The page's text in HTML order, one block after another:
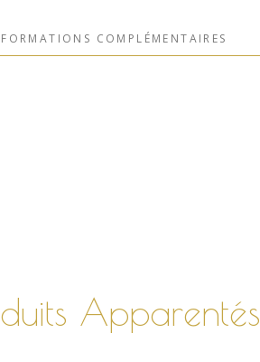
COMPLÉMENTAIRES
Apparentés